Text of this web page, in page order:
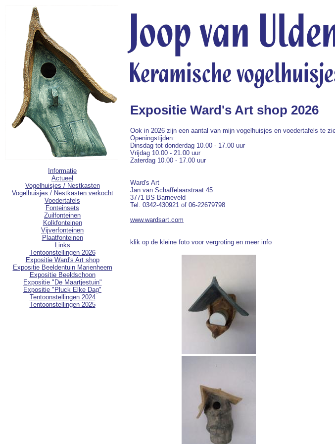
Informatie
Actueel
Vogelhuisjes / Nestkasten
Vogelhuisjes / Nestkasten verkocht
Voedertafels
Fonteinsets
Zuilfonteinen
Kolkfonteinen
Vijverfonteinen
Plaatfonteinen
Links
Tentoonstellingen 2026
Expositie Ward's Art shop
Expositie Beeldentuin Marienheem
Expositie Beeldschoon
Expositie "De Maartjestuin"
Expositie "Pluck Elke Dag"
Tentoonstellingen 2024
Tentoonstellingen 2025
Expositie Ward's Art shop 2026
Ook in 2026 zijn een aantal van mijn vogelhuisjes en voedertafels te
Openingstijden:
Dinsdag tot donderdag 10.00 - 17.00 uur
Vrijdag 10.00 - 21.00 uur
Zaterdag 10.00 - 17.00 uur
Ward's Art
Jan van Schaffelaarstraat 45
3771 BS Barneveld
Tel. 0342-430921 of 06-22679798
www.wardsart.com
klik op de kleine foto voor vergroting en meer info